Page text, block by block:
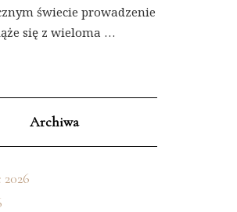
świecie prowadzenie
się z wieloma …
Archiwa